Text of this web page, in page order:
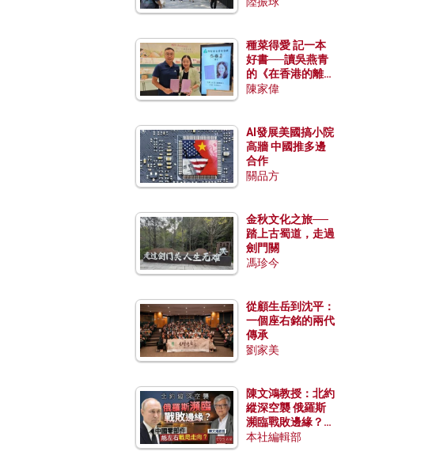
種菜得愛 記一本
好書──讀吳燕青
的《在香港的離島
種菜》
陳家偉
AI發展美國搞小院
高牆 中國推多邊
合作
關品方
金秋文化之旅──
踏上古蜀道，走過
劍門關
馮珍今
從顧生岳到沈平：
一個座右銘的兩代
傳承
劉家美
陳文鴻教授：北約
縱深空襲 俄羅斯
瀕臨戰敗邊緣？中
國零部件能左右戰
本社編輯部